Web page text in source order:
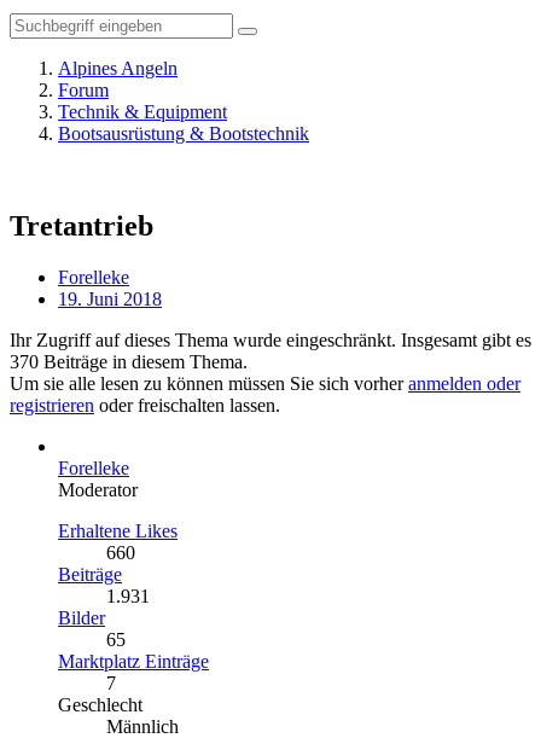
Alpines Angeln
Forum
Technik & Equipment
Bootsausrüstung & Bootstechnik
Tretantrieb
Forelleke
19. Juni 2018
Ihr Zugriff auf dieses Thema wurde eingeschränkt. Insgesamt gibt es
370 Beiträge in diesem Thema.
Um sie alle lesen zu können müssen Sie sich vorheranmelden oder
registrieren oder freischalten lassen.
Forelleke
Moderator
Erhaltene Likes
660
Beiträge
1.931
Bilder
65
Marktplatz Einträge
7
Geschlecht
Männlich